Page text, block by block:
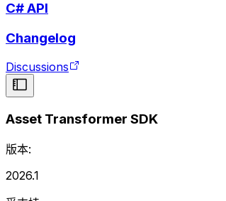
C# API
Changelog
Discussions
Asset Transformer SDK
版本:
2026.1